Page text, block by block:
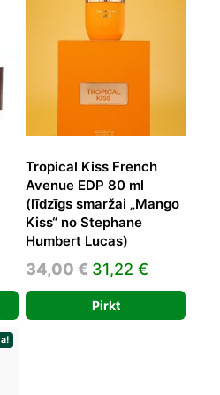
€.
Tropical Kiss French
Avenue EDP 80 ml
(līdzīgs smaržai „Mango
Kiss“ no Stephane
Humbert Lucas)
34,00€ Original
price
was:
31,22 €
price
is:
Pirkt